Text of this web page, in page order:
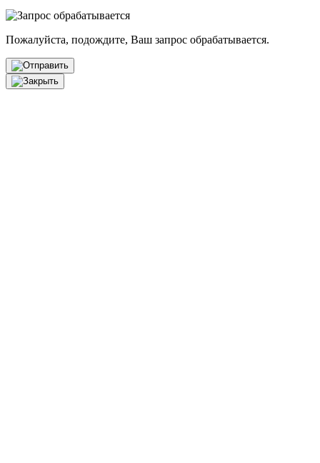
Пожалуйста, подождите, Ваш запрос обрабатывается.